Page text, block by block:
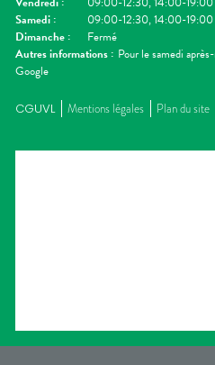
Samedi :
09:00-12:30, 14:00-19:00
Dimanche :
Fermé
Autres informations : Pour le samedi
Google
CGUVL Mentions légales Plan du site